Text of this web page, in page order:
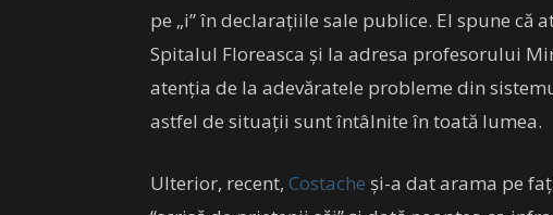
pe „i” în declarațiile sale publice. El spune
Spitalul Floreasca și la adresa profesorului
atenția de la adevăratele probleme din
astfel de situații sunt întâlnite în toată lumea.
Ulterior, recent, Costache și-a dat arama pe